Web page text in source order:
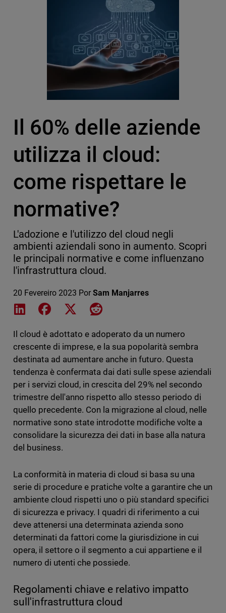
Il 60% delle aziende
utilizza il cloud:
come rispettare le
normative?
L'adozione e l'utilizzo del cloud negli
ambienti aziendali sono in aumento. Scopri
le principali normative e come influenzano
l'infrastruttura cloud.
20 Fevereiro 2023 Por Sam Manjarres
Share on LinkedIn
Share on Facebook
Share on XShare on Reddit
Il cloud è adottato e adoperato da un numero
crescente di imprese, e la sua popolarità sembra
destinata ad aumentare anche in futuro. Questa
tendenza è confermata dai dati sulle spese aziendali
per i servizi cloud, in crescita del 29% nel secondo
trimestre dell'anno rispetto allo stesso periodo di
quello precedente. Con la migrazione al cloud, nelle
normative sono state introdotte modifiche volte a
consolidare la sicurezza dei dati in base alla natura
del business.
La conformità in materia di cloud si basa su una
serie di procedure e pratiche volte a garantire che un
ambiente cloud rispetti uno o più standard specifici
di sicurezza e privacy. I quadri di riferimento a cui
deve attenersi una determinata azienda sono
determinati da fattori come la giurisdizione in cui
opera, il settore o il segmento a cui appartiene e il
numero di utenti che possiede.
Regolamenti chiave e relativo impatto
sull'infrastruttura cloud